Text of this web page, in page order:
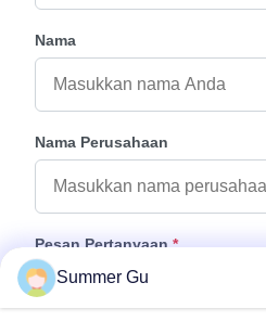
Nama
Nama Perusahaan
Pesan Pertanyaan *
Summer Gu